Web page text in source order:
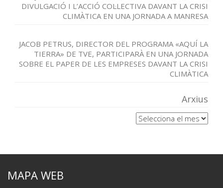
DIVULGACIÓ I L’ACCIÓ COL·LECTIVA DAVANT LA CRISI
CLIMÀTICA EN UNA JORNADA A MANRESA
JACOB PETRUS, DIRECTOR DEL PROGRAMA «AQUÍ LA
TIERRA» DE TVE, PARTICIPARÀ EN UNA JORNADA
SOBRE EL PAPER DE LES EMPRESES DAVANT LA CRISI
CLIMÀTICA
Arxius
Arxius
MAPA WEB